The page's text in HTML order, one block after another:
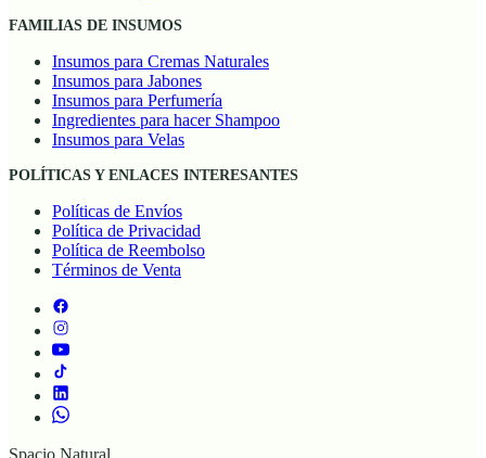
FAMILIAS DE INSUMOS
Insumos para Cremas Naturales
Insumos para Jabones
Insumos para Perfumería
Ingredientes para hacer Shampoo
Insumos para Velas
POLÍTICAS Y ENLACES INTERESANTES
Políticas de Envíos
Política de Privacidad
Política de Reembolso
Términos de Venta
Spacio Natural